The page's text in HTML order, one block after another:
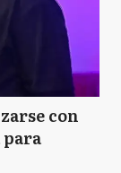
con
para